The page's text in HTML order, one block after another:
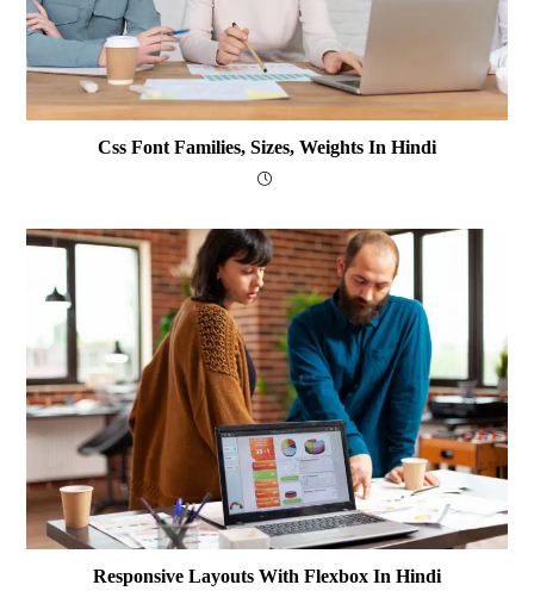
Css Font Families, Sizes, Weights In Hindi
Responsive Layouts With Flexbox In Hindi